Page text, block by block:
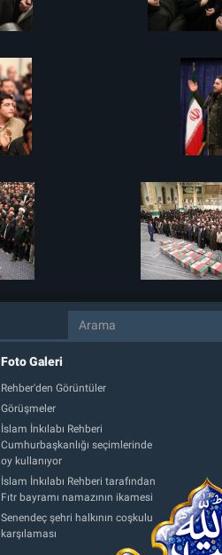
Foto Galeri
Rehber'den Görüntüler
Görüşmeler
İslam İnkılabı Rehberi
Cumhurbaşkanlığı seçimlerinde
oy kullanıyor
İslam İnkılabı Rehberi tarafından
Fıtr bayramı namazının ikamesi
Senendeç şehri halkının coşkulu
karşılaması